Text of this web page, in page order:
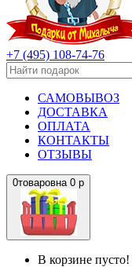
+7 (495) 108-74-76
САМОВЫВОЗ
ДОСТАВКА
ОПЛАТА
КОНТАКТЫ
ОТЗЫВЫ
0товаровна 0 р
В корзине пусто!